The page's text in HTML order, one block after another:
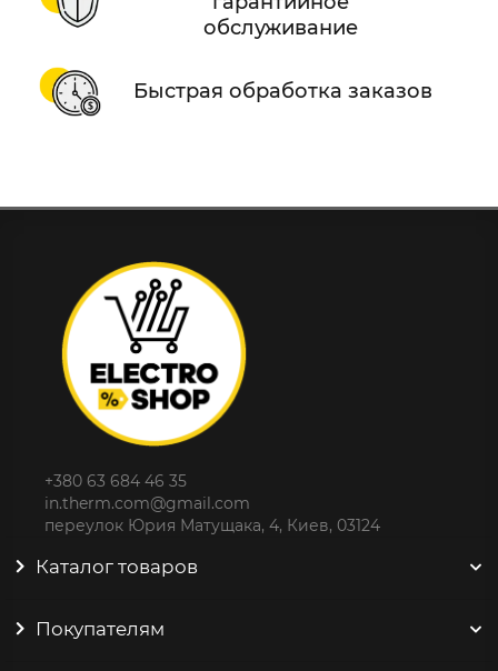
обслуживание
Быстрая обработка заказов
+380 63 684 46 35
in.therm.com@gmail.com
переулок Юрия Матущака, 4, Киев, 03124
Каталог товаров
Покупателям